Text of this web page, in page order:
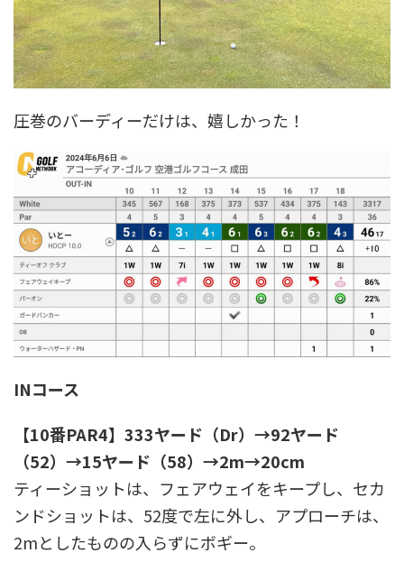
圧巻のバーディーだけは、嬉しかった！
INコース
【10番PAR4】333ヤード（Dr）→92ヤード
（52）→15ヤード（58）→2m→20cm
ティーショットは、フェアウェイをキープし、セカ
ンドショットは、52度で左に外し、アプローチは、
2mとしたものの入らずにボギー。